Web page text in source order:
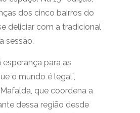
dos cinco bairros do
deliciar com a tradicional
sessão.
esperança para as
o mundo é legal”,
que coordena a
dessa região desde